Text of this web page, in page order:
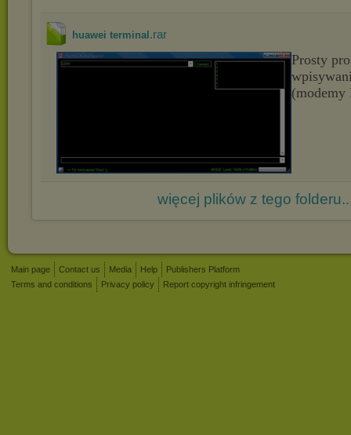
huawei terminal .rar
Prosty
więcej plików z tego
Main page Contact us Media Help
Publishers Platform
Terms and conditions
Privacy policy Report copyright infringement